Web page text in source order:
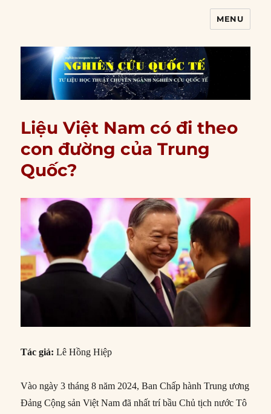
MENU
Liệu Việt Nam có đi theo
con đường của Trung
Quốc?
Tác giả: Lê Hồng Hiệp
Vào ngày 3 tháng 8 năm 2024, Ban Chấp hành Trung ương
Đảng Cộng sản Việt Nam đã nhất trí bầu Chủ tịch nước Tô